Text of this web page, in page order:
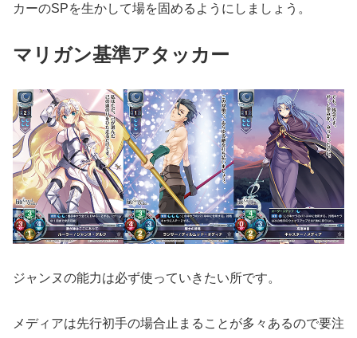
カーのSPを生かして場を固めるようにしましょう。
マリガン基準アタッカー
ジャンヌの能力は必ず使っていきたい所です。
メディアは先行初手の場合止まることが多々あるので要注